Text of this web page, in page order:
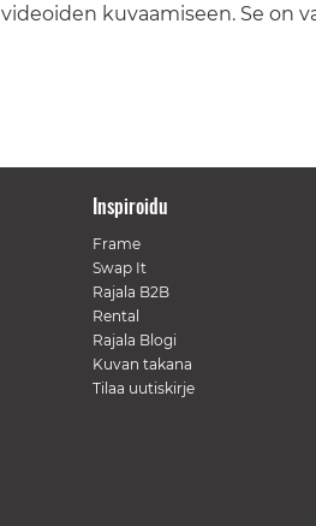
videoiden kuvaamiseen. Se on
Inspiroidu
Frame
Swap It
Rajala B2B
Rental
Rajala Blogi
Kuvan takana
Tilaa uutiskirje